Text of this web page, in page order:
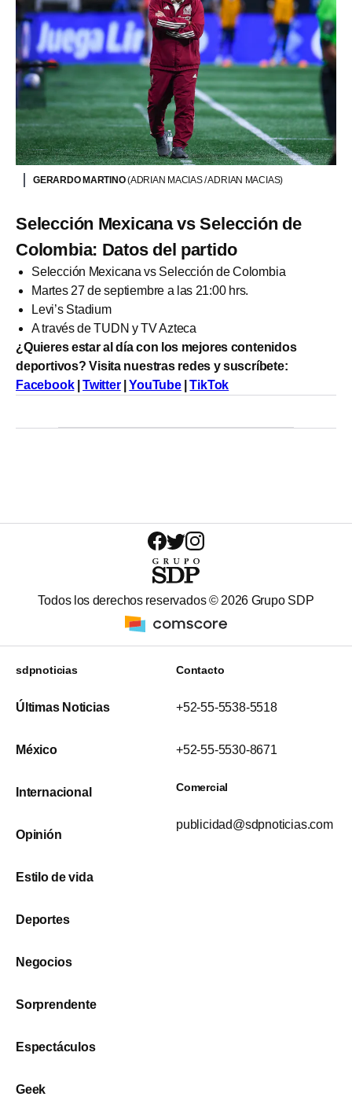
GERARDO MARTINO(ADRIAN MACIAS / ADRIAN MACIAS)
Selección Mexicana vs Selección de
Colombia: Datos del partido
Selección Mexicana vs Selección de Colombia
Martes 27 de septiembre a las 21:00 hrs.
Levi’s Stadium
A través de TUDN y TV Azteca
¿Quieres estar al día con los mejores contenidos
deportivos? Visita nuestras redes y suscríbete:
Facebook|Twitter|YouTube|TikTok
Todos los derechos reservados ©2026 Grupo SDP
sdpnoticias
Últimas Noticias
México
Internacional
Opinión
Estilo de vida
Deportes
Negocios
Sorprendente
Espectáculos
Geek
Contacto
+52-55-5538-5518
+52-55-5530-8671
Comercial
publicidad@sdpnoticias.com